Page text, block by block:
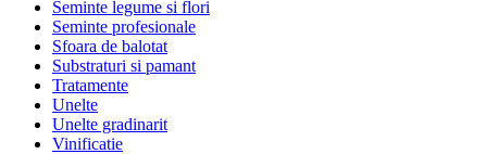
Seminte legume si flori
Seminte profesionale
Sfoara de balotat
Substraturi si pamant
Tratamente
Unelte
Unelte gradinarit
Vinificatie